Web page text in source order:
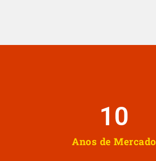
Anos de Mercado
10